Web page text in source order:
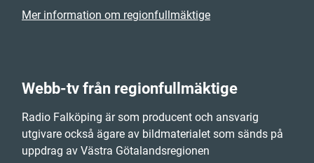
Mer information om regionfullmäktige
Webb-tv från regionfullmäktige
Radio Falköping är som producent och ansvarig
utgivare också ägare av bildmaterialet som sänds på
uppdrag av Västra Götalandsregionen